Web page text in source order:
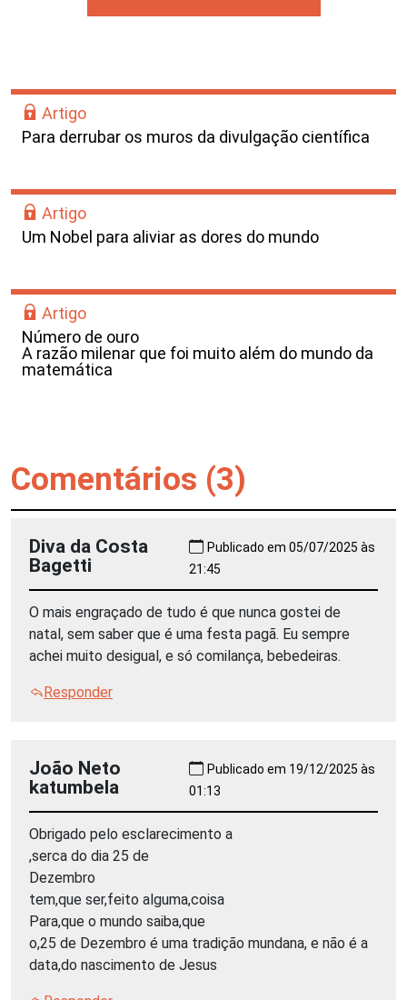
Artigo
Para derrubar os muros da divulgação científica
Artigo
Um Nobel para aliviar as dores do mundo
Artigo
Número de ouro
A razão milenar que foi muito além do mundo da
matemática
Comentários (3)
Diva da Costa
Bagetti
Publicado em 05/07/2025 às
21:45
O mais engraçado de tudo é que nunca gostei de
natal, sem saber que é uma festa pagã. Eu sempre
achei muito desigual, e só comilança, bebedeiras.
Responder
João Neto
katumbela
Publicado em 19/12/2025 às
01:13
Obrigado pelo esclarecimento a
,serca do dia 25 de
Dezembro
tem,que ser,feito alguma,coisa
Para,que o mundo saiba,que
o,25 de Dezembro é uma tradição mundana, e não é a
data,do nascimento de Jesus